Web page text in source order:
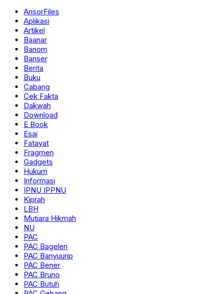
AnsorFiles
Aplikasi
Artikel
Baanar
Banom
Banser
Berita
Buku
Cabang
Cek Fakta
Dakwah
Download
E Book
Esai
Fatayat
Fragmen
Gadgets
Hukum
Informasi
IPNU IPPNU
Kiprah
LBH
Mutiara Hikmah
NU
PAC
PAC Bagelen
PAC Banyuurip
PAC Bener
PAC Bruno
PAC Butuh